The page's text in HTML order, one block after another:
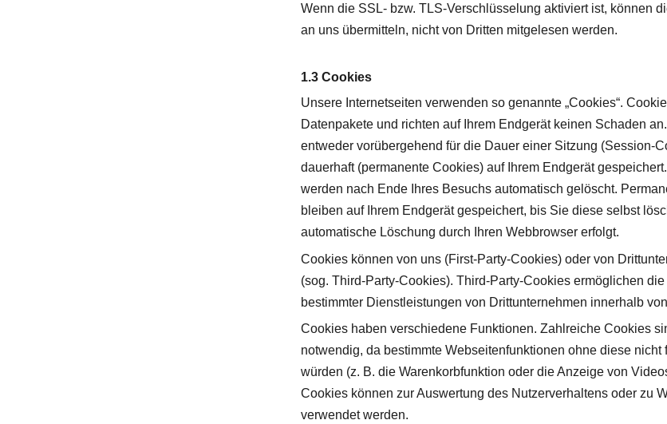
Wenn die SSL- bzw. TLS-Verschlüsselung aktiviert ist, können
an uns übermitteln, nicht von Dritten mitgelesen werden.
1.3 Cookies
Unsere Internetseiten verwenden so genannte „Cookies“.
Datenpakete und richten auf Ihrem Endgerät keinen Schaden
entweder vorübergehend für die Dauer einer Sitzung (Session-
dauerhaft (permanente Cookies) auf Ihrem Endgerät
werden nach Ende Ihres Besuchs automatisch gelöscht.
bleiben auf Ihrem Endgerät gespeichert, bis Sie diese selbst
automatische Löschung durch Ihren Webbrowser erfolgt.
Cookies können von uns (First-Party-Cookies) oder von
(sog. Third-Party-Cookies). Third-Party-Cookies ermöglichen
bestimmter Dienstleistungen von Drittunternehmen innerhalb
Cookies haben verschiedene Funktionen. Zahlreiche Cookies
notwendig, da bestimmte Webseitenfunktionen ohne diese nicht
würden (z. B. die Warenkorbfunktion oder die Anzeige von
Cookies können zur Auswertung des Nutzerverhaltens oder zu
verwendet werden.